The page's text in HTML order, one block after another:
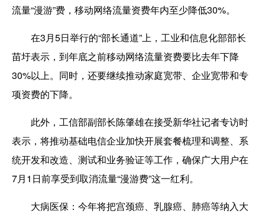
流量“漫游”费，移动网络流量资费年内至少降低30%。
在3月5日举行的“部长通道”上，工业和信息化部部长
苗圩表示，到年底之前移动网络流量资费要比去年下降
30%以上。同时，还要继续推动家庭宽带、企业宽带和专
项资费的下降。
此外，工信部副部长陈肇雄在接受新华社记者专访时
表示，将推动基础电信企业加快开展套餐梳理和调整、系
统开发和改造、测试和业务验证等工作，确保广大用户在
7月1日前享受到取消流量“漫游费”这一红利。
大病医保：今年将把宫颈癌、乳腺癌、肺癌等纳入大